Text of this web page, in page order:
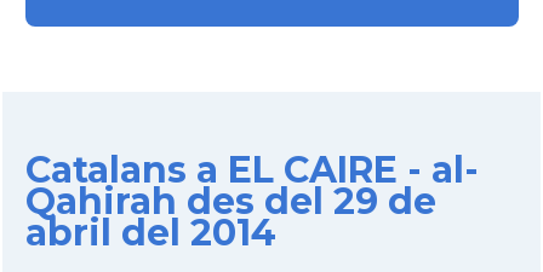
Catalans a EL CAIRE - al-
Qahirah des del 29 de
abril del 2014